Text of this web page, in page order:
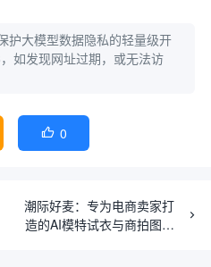
护大模型数据隐私的轻量级开
如发现网址过期，或无法访
 0
潮际好麦：专为电商卖家打
造的AI模特试衣与商拍图生